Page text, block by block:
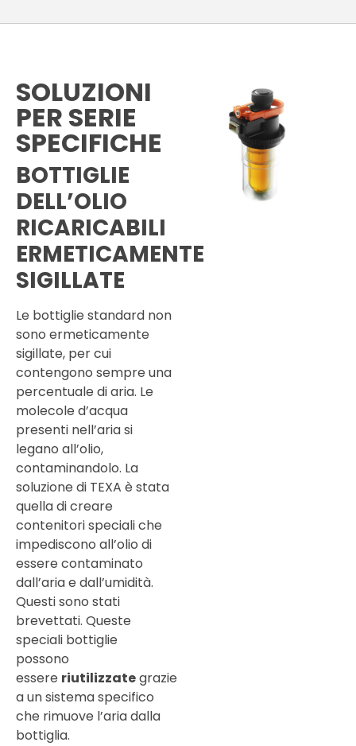
SOLUZIONI
PER SERIE
SPECIFICHE
BOTTIGLIE
DELL’OLIO
RICARICABILI
ERMETICAMENTE
SIGILLATE
Le bottiglie standard non
sono ermeticamente
sigillate, per cui
contengono sempre una
percentuale di aria. Le
molecole d’acqua
presenti nell’aria si
legano all’olio,
contaminandolo. La
soluzione di TEXA è stata
quella di creare
contenitori speciali che
impediscono all’olio di
essere contaminato
dall’aria e dall’umidità.
Questi sono stati
brevettati. Queste
speciali bottiglie
possono
essere riutilizzategrazie
a un sistema specifico
che rimuove l’aria dalla
bottiglia.